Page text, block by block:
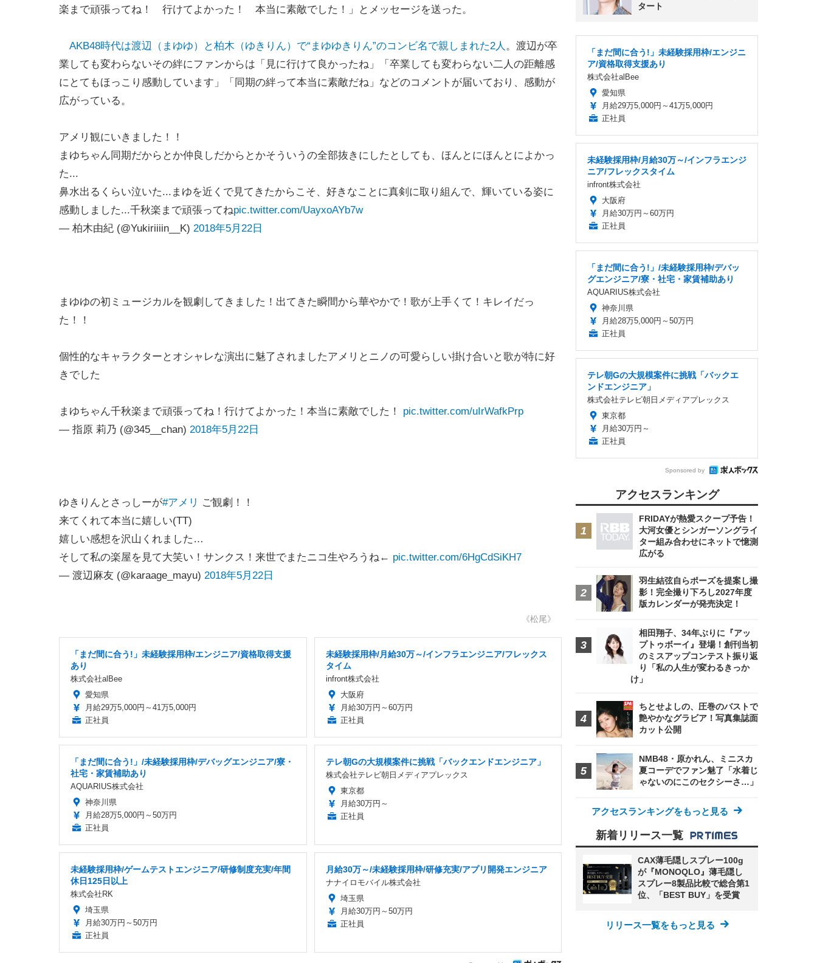
楽まで頑張ってね！ 行けてよかった！ 本当に素敵でした！」とメッセージを送った。
AKB48時代は渡辺（まゆゆ）と柏木（ゆきりん）で“まゆゆきりん”のコンビ名で親しまれた2人 。渡辺が卒
業しても変わらないその絆にファンからは「見に行けて良かったね」「卒業しても変わらない二人の距離感
にとてもほっこり感動しています」「同期の絆って本当に素敵だね」などのコメントが届いており、感動が
広がっている。
アメリ観にいきました！！
まゆちゃん同期だからとか仲良しだからとかそういうの全部抜きにしたとしても、ほんとにほんとによかっ
た...
鼻水出るくらい泣いた...まゆを近くで見てきたからこそ、好きなことに真剣に取り組んで、輝いている姿に
感動しました...千秋楽まで頑張ってねpic.twitter.com/UayxoAYb7w
— 柏木由紀 (@Yukiriiiin__K) 2018年5月22日
まゆゆの初ミュージカルを観劇してきました！出てきた瞬間から華やかで！歌が上手くて！キレイだっ
た！！
個性的なキャラクターとオシャレな演出に魅了されましたアメリとニノの可愛らしい掛け合いと歌が特に好
きでした
まゆちゃん千秋楽まで頑張ってね！行けてよかった！本当に素敵でした！ pic.twitter.com/uIrWafkPrp
— 指原 莉乃 (@345__chan) 2018年5月22日
ゆきりんとさっしーが#アメリ ご観劇！！
来てくれて本当に嬉しい(TT)
嬉しい感想を沢山くれました…
そして私の楽屋を見て大笑い！サンクス！来世でまたニコ生やろうね← pic.twitter.com/6HgCdSiKH7
— 渡辺麻友 (@karaage_mayu) 2018年5月22日
《松尾》
「まだ間に合う!」未経験採用枠/エンジニア/資格取得支援
あり
株式会社alBee
愛知県
月給29万5,000円～41万5,000円
正社員
未経験採用枠/月給30万～/インフラエンジニア/フレックス
タイム
infront株式会社
大阪府
月給30万円～60万円
正社員
「まだ間に合う!」/未経験採用枠/デバッグエンジニア/寮・
社宅・家賃補助あり
AQUARIUS株式会社
神奈川県
月給28万5,000円～50万円
正社員
テレ朝Gの大規模案件に挑戦「バックエンドエンジニア」
株式会社テレビ朝日メディアプレックス
東京都
月給30万円～
正社員
未経験採用枠/ゲームテストエンジニア/研修制度充実/年間
休日125日以上
株式会社RK
埼玉県
月給30万円～50万円
正社員
月給30万～/未経験採用枠/研修充実/アプリ開発エンジニア
ナナイロモバイル株式会社
埼玉県
月給30万円～50万円
正社員
タート
「まだ間に合う!」未経験採用枠/エンジニ
ア/資格取得支援あり
株式会社alBee
愛知県
月給29万5,000円～41万5,000円
正社員
未経験採用枠/月給30万～/インフラエンジ
ニア/フレックスタイム
infront株式会社
大阪府
月給30万円～60万円
正社員
「まだ間に合う!」/未経験採用枠/デバッ
グエンジニア/寮・社宅・家賃補助あり
AQUARIUS株式会社
神奈川県
月給28万5,000円～50万円
正社員
テレ朝Gの大規模案件に挑戦「バックエ
ンドエンジニア」
株式会社テレビ朝日メディアプレックス
東京都
月給30万円～
正社員
Sponsored by
アクセスランキング
FRIDAYが熱愛スクープ予告！
大河女優とシンガーソングライ
ター組み合わせにネットで憶測
広がる
羽生結弦自らポーズを提案し撮
影！完全撮り下ろし2027年度
版カレンダーが発売決定！
相田翔子、34年ぶりに『アッ
プトゥボーイ』登場！創刊当初
のミスアップコンテスト振り返
り「私の人生が変わるきっか
け」
ちとせよしの、圧巻のバストで
艶やかなグラビア！写真集誌面
カット公開
NMB48・原かれん、ミニスカ
夏コーデでファン魅了「水着じ
ゃないのにこのセクシーさ…」
アクセスランキングをもっと見る
新着リリース一覧
CAX薄毛隠しスプレー100g
が『MONOQLO』薄毛隠し
スプレー8製品比較で総合第1
位、「BEST BUY」を受賞
リリース一覧をもっと見る